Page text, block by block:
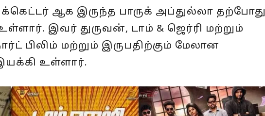
ஆக இருந்த பாருக் அப்துல்லா தற்போது
இவர் துருவன், டாம் & ஜெர்ரி மற்றும்
பிலிம் மற்றும் இருபதிற்கும் மேலான
உள்ளார்.